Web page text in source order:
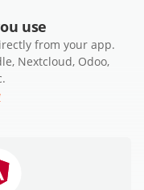
use
from your app.
Nextcloud, Odoo,